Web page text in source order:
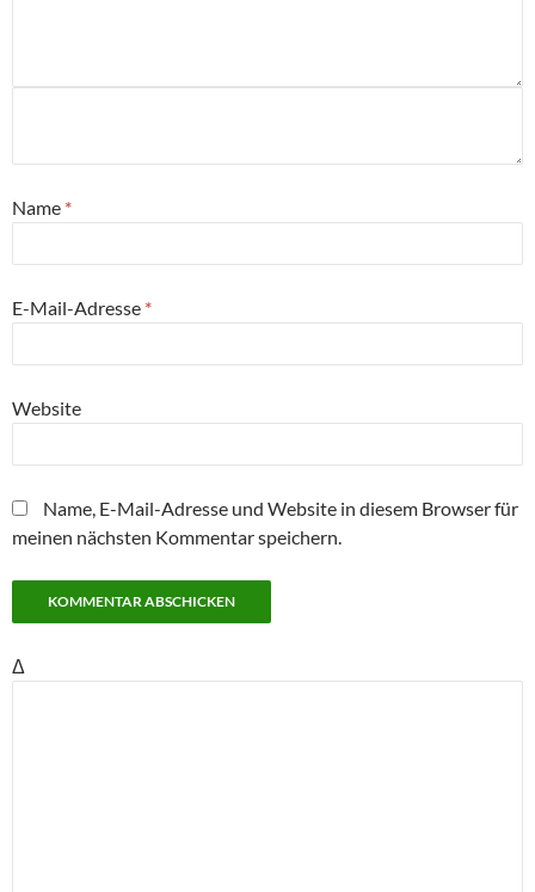
Name *
E-Mail-Adresse *
Website
Name, E-Mail-Adresse und Website in diesem Browser für
meinen nächsten Kommentar speichern.
Δ